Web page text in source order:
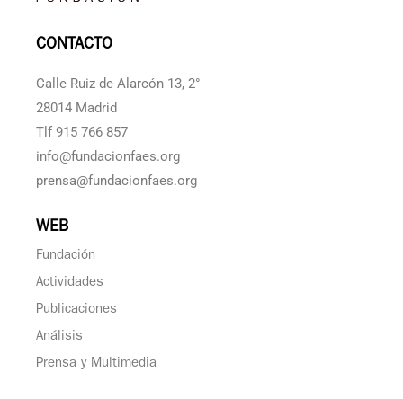
CONTACTO
Calle Ruiz de Alarcón 13, 2°
28014 Madrid
Tlf 915 766 857
info@fundacionfaes.org
prensa@fundacionfaes.org
WEB
Fundación
Actividades
Publicaciones
Análisis
Prensa y Multimedia